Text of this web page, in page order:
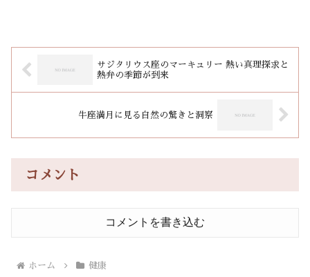
サジタリウス座のマーキュリー 熱い真理探求と
熱弁の季節が到来
牛座満月に見る自然の驚きと洞察
コメント
コメントを書き込む
ホーム 健康